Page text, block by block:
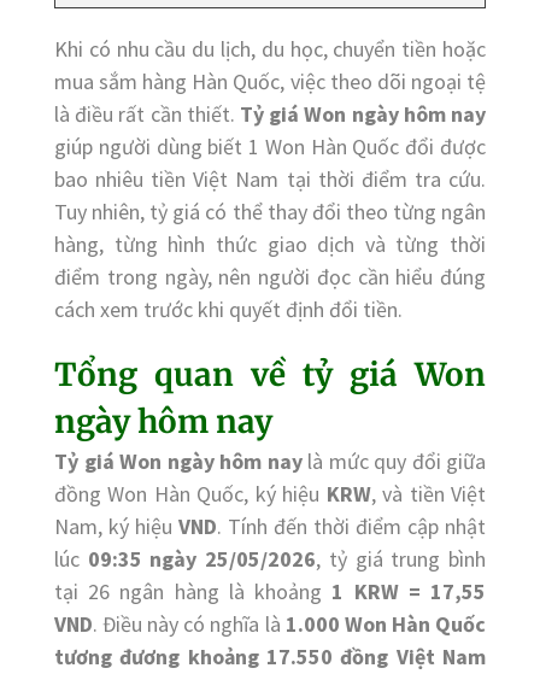
Khi có nhu cầu du lịch, du học, chuyển tiền hoặc
mua sắm hàng Hàn Quốc, việc theo dõi ngoại tệ
là điều rất cần thiết. Tỷ giá Won ngày hôm nay
giúp người dùng biết 1 Won Hàn Quốc đổi được
bao nhiêu tiền Việt Nam tại thời điểm tra cứu.
Tuy nhiên, tỷ giá có thể thay đổi theo từng ngân
hàng, từng hình thức giao dịch và từng thời
điểm trong ngày, nên người đọc cần hiểu đúng
cách xem trước khi quyết định đổi tiền.
Tổng quan về tỷ giá Won
ngày hôm nay
Tỷ giá Won ngày hôm naylà mức quy đổi giữa
đồng Won Hàn Quốc, ký hiệu KRW, và tiền Việt
Nam, ký hiệu VND. Tính đến thời điểm cập nhật
lúc 09:35 ngày 25/05/2026, tỷ giá trung bình
tại 26 ngân hàng là khoảng 1 KRW = 17,55
VND. Điều này có nghĩa là 1.000 Won Hàn Quốc
tương đương khoảng 17.550 đồng Việt Nam